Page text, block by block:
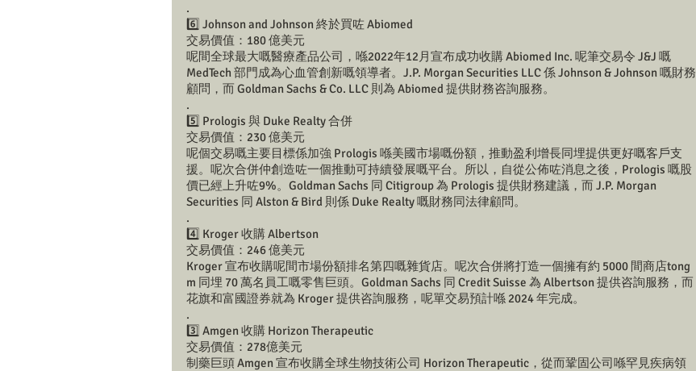
.
6️⃣ Johnson and Johnson 終於買咗 Abiomed
交易價值：180 億美元
呢間全球最大嘅醫療產品公司，喺2022年12月宣布成功收購 Abiomed Inc. 呢筆交易令 J&J 嘅
MedTech 部門成為心血管創新嘅領導者。J.P. Morgan Securities LLC 係 Johnson & Johnson 嘅財務
顧問，而 Goldman Sachs & Co. LLC 則為 Abiomed 提供財務咨詢服務。
.
5️⃣ Prologis 與 Duke Realty 合併
交易價值：230 億美元
呢個交易嘅主要目標係加強 Prologis 喺美國市場嘅份額，推動盈利增長同埋提供更好嘅客戶支
援。呢次合併仲創造咗一個推動可持續發展嘅平台。所以，自從公佈咗消息之後，Prologis 嘅股
價已經上升咗9%。Goldman Sachs 同 Citigroup 為 Prologis 提供財務建議，而 J.P. Morgan
Securities 同 Alston & Bird 則係 Duke Realty 嘅財務同法律顧問。
.
4️⃣ Kroger 收購 Albertson
交易價值：246 億美元
Kroger 宣布收購呢間市場份額排名第四嘅雜貨店。呢次合併將打造一個擁有約 5000 間商店tong
m 同埋 70 萬名員工嘅零售巨頭。Goldman Sachs 同 Credit Suisse 為 Albertson 提供咨詢服務，而
花旗和富國證券就為 Kroger 提供咨詢服務，呢單交易預計喺 2024 年完成。
.
3️⃣ Amgen 收購 Horizon Therapeutic
交易價值：278億美元
制藥巨頭 Amgen 宣布收購全球生物技術公司 Horizon Therapeutic，從而鞏固公司喺罕見疾病領